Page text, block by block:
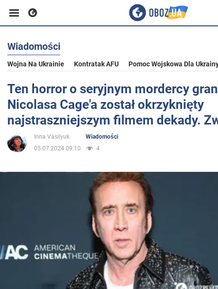
Biznes
Sport
Rozrywka
Życie
Wojna na Ukrainie
Wiadomości
Wojna Na Ukrainie Kontratak AFU Pomoc Wojskowa Dla
Ten horror o seryjnym mordercy
Nicolasa Cage'a został okrzyknięty
najstraszniejszym filmem dekady.
Inna Vasilyuk
Wiadomości
05.07.2024 09:10
4